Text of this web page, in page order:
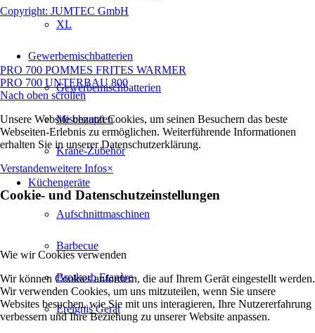
XL
Gewerbemischbatterien
Gewerbemischbatterien
Mischzapfen
Kräne-Zubehör
Küchengeräte
Aufschnittmaschinen
Barbecue
Brotkorb Etagère
Ereignis Gerät
Copyright: JUMTEC GmbH
PRO 700 POMMES FRITES WARMER
PRO 700 UNTERBAU 800
Nach oben scrollen
Unsere Website benutzt Cookies, um seinen Besuchern das beste
Webseiten-Erlebnis zu ermöglichen. Weiterführende Informationen
erhalten Sie in unserer Datenschutzerklärung.
Verstandenweitere Infos×
Cookie- und Datenschutzeinstellungen
Wie wir Cookies verwenden
Wir können Cookies anfordern, die auf Ihrem Gerät eingestellt werden.
Wir verwenden Cookies, um uns mitzuteilen, wenn Sie unsere
Websites besuchen, wie Sie mit uns interagieren, Ihre Nutzererfahrung
verbessern und Ihre Beziehung zu unserer Website anpassen.